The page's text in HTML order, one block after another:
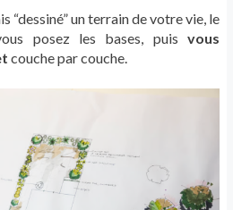
“dessiné” un terrain de votre vie, le
posez les bases, puis vous
couche par couche.